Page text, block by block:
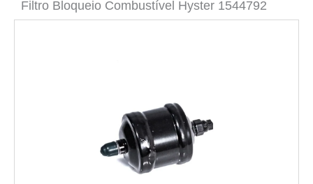
Filtro Bloqueio Combustível Hyster 1544792